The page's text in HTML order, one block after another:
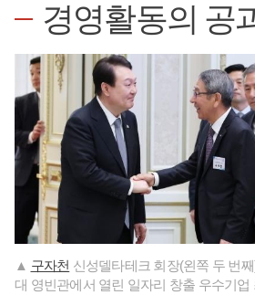
경영활동의 공
▲ 구자천 신성델타테크 회장(왼쪽 두 번
대 영빈관에서 열린 일자리 창출 우수기업